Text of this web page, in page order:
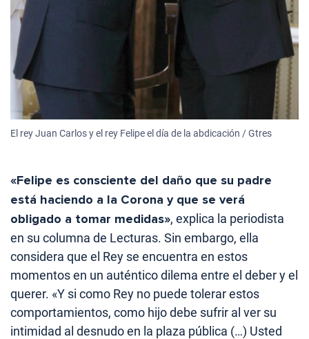
El rey Juan Carlos y el rey Felipe el día de la abdicación / Gtres
«Felipe es consciente del daño que su padre
está haciendo a la Corona y que se verá
obligado a tomar medidas», explica la periodista
en su columna de Lecturas. Sin embargo, ella
considera que el Rey se encuentra en estos
momentos en un auténtico dilema entre el deber y el
querer. «Y si como Rey no puede tolerar estos
comportamientos, como hijo debe sufrir al ver su
intimidad al desnudo en la plaza pública (…) Usted